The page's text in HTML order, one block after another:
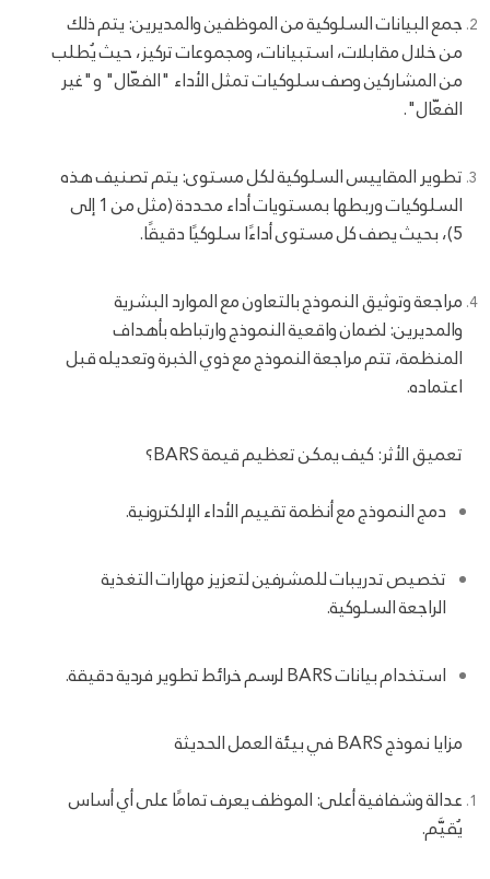
جمع البيانات السلوكية من الموظفين والمديرين: يتم ذلك
من خلال مقابلات، استبيانات، ومجموعات تركيز، حيث يُطلب
من المشاركين وصف سلوكيات تمثل الأداء "الفعّال" و"غير
الفعّال".
تطوير المقاييس السلوكية لكل مستوى: يتم تصنيف هذه
السلوكيات وربطها بمستويات أداء محددة (مثل من 1 إلى
5)، بحيث يصف كل مستوى أداءًا سلوكيًا دقيقًا.
مراجعة وتوثيق النموذج بالتعاون مع الموارد البشرية
والمديرين: لضمان واقعية النموذج وارتباطه بأهداف
المنظمة، تتم مراجعة النموذج مع ذوي الخبرة وتعديله قبل
اعتماده.
تعميق الأثر: كيف يمكن تعظيم قيمة BARS؟
دمج النموذج مع أنظمة تقييم الأداء الإلكترونية.
تخصيص تدريبات للمشرفين لتعزيز مهارات التغذية
الراجعة السلوكية.
استخدام بيانات BARS لرسم خرائط تطوير فردية دقيقة.
مزايا نموذج BARS في بيئة العمل الحديثة
عدالة وشفافية أعلى: الموظف يعرف تمامًا على أي أساس
يُقيَّم.